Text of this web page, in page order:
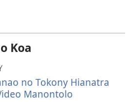
Koa
no Tokony Hianatra
Manontolo